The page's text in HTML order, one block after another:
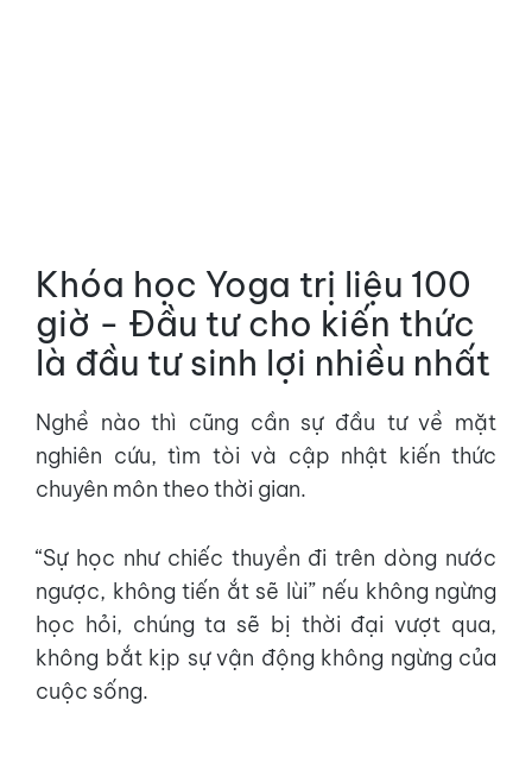
Khóa học Yoga trị liệu 100
giờ - Đầu tư cho kiến thức
là đầu tư sinh lợi nhiều nhất
Nghề nào thì cũng cần sự đầu tư về mặt
nghiên cứu, tìm tòi và cập nhật kiến thức
chuyên môn theo thời gian.
“Sự học như chiếc thuyền đi trên dòng nước
ngược, không tiến ắt sẽ lùi” nếu không ngừng
học hỏi, chúng ta sẽ bị thời đại vượt qua,
không bắt kịp sự vận động không ngừng của
cuộc sống.